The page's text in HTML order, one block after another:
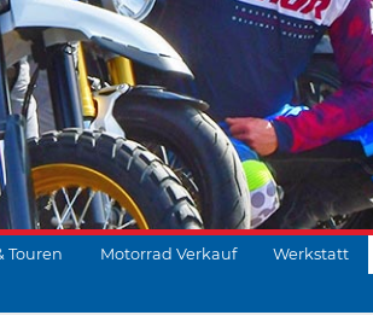
Touren Motorrad Verkauf Werkstatt